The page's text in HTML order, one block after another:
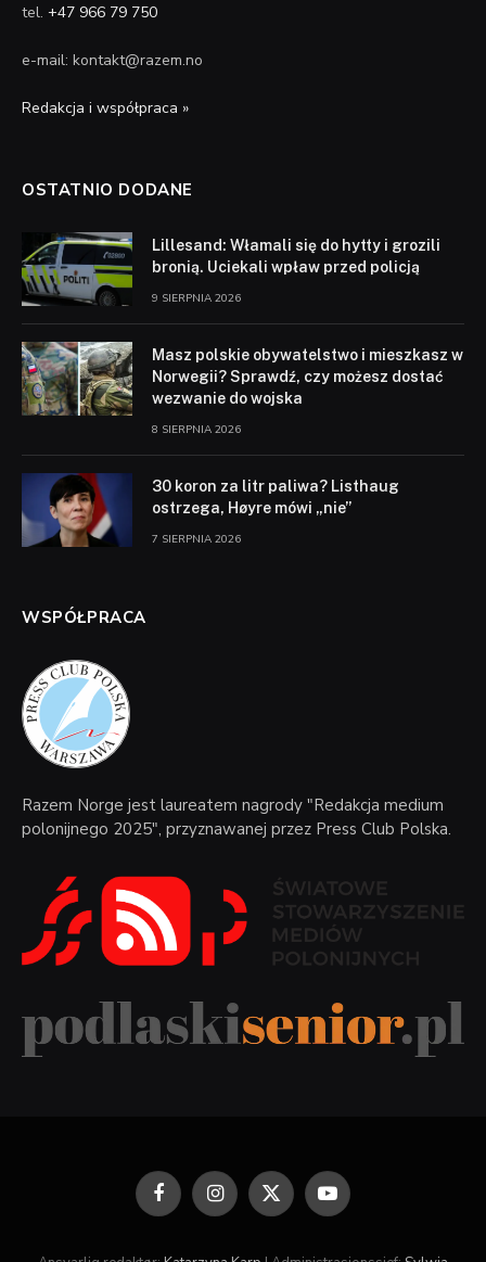
tel. +47 966 79 750
e-mail: kontakt@razem.no
Redakcja i współpraca »
OSTATNIO DODANE
Lillesand: Włamali się do hytty i grozili
bronią. Uciekali wpław przed policją
9 SIERPNIA 2026
Masz polskie obywatelstwo i mieszkasz w
Norwegii? Sprawdź, czy możesz dostać
wezwanie do wojska
8 SIERPNIA 2026
30 koron za litr paliwa? Listhaug
ostrzega, Høyre mówi „nie”
7 SIERPNIA 2026
WSPÓŁPRACA
Razem Norge jest laureatem nagrody "Redakcja medium
polonijnego 2025", przyznawanej przez Press Club Polska.
FacebookInstagram
X
(Twitter)
YouTube